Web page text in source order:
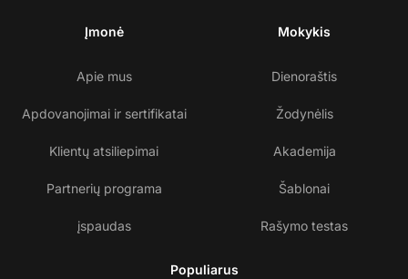
Įmonė
Apie mus
Apdovanojimai ir sertifikatai
Klientų atsiliepimai
Partnerių programa
įspaudas
Mokykis
Dienoraštis
Žodynėlis
Akademija
Šablonai
Rašymo testas
Populiarus